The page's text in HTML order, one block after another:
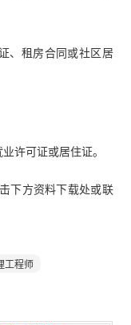
、租房合同或社区居
许可证或居住证。
下方资料下载处或联
工程师